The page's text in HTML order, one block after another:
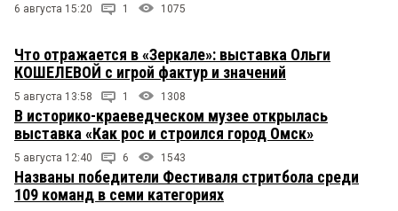
6 августа 15:20 1 1075
Что отражается в «Зеркале»: выставка Ольги
КОШЕЛЕВОЙ с игрой фактур и значений
5 августа 13:58 1 1308
В историко-краеведческом музее открылась
выставка «Как рос и строился город Омск»
5 августа 12:40 6 1543
Названы победители Фестиваля стритбола среди
109 команд в семи категориях